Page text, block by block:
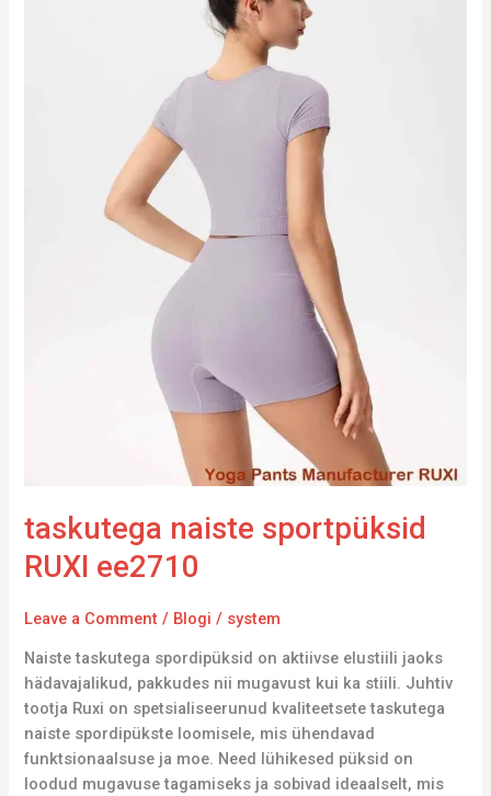
taskutega naiste sportpüksid
RUXI ee2710
Leave a Comment / Blogi / system
Naiste taskutega spordipüksid on aktiivse elustiili jaoks
hädavajalikud, pakkudes nii mugavust kui ka stiili. Juhtiv
tootja Ruxi on spetsialiseerunud kvaliteetsete taskutega
naiste spordipükste loomisele, mis ühendavad
funktsionaalsuse ja moe. Need lühikesed püksid on
loodud mugavuse tagamiseks ja sobivad ideaalselt, mis